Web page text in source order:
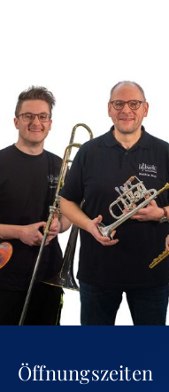
Öffnungszeiten